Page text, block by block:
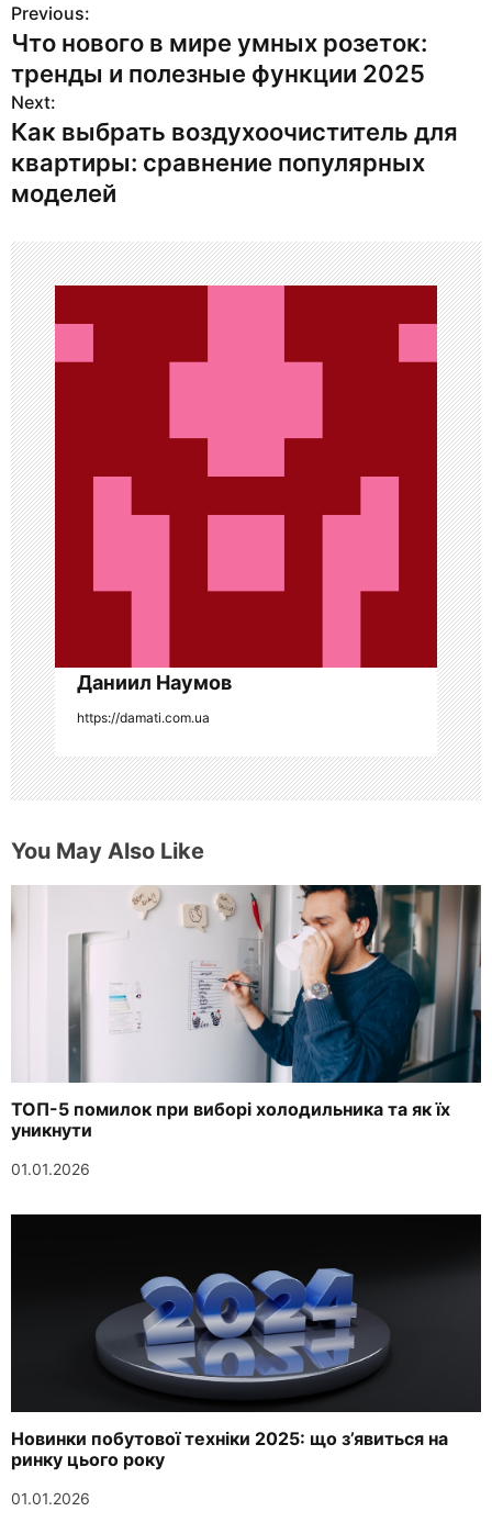
Н
а
в
и
г
ц
и
я
п
о
з
а
п
и
с
я
м
Previous:
Что нового в мире умных розеток:
тренды и полезные функции 2025
Next:
Как выбрать воздухоочиститель для
квартиры: сравнение популярных
моделей
Даниил Наумов
https://damati.com.ua
You May Also Like
ТОП-5 помилок при виборі холодильника та як їх
уникнути
01.01.2026
Новинки побутової техніки 2025: що з’явиться на
ринку цього року
01.01.2026